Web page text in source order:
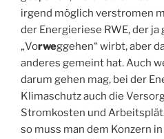
irgend möglich verstromen
der Energieriese RWE, der
„Vorweggehen“ wirbt, aber
anderes gemeint hat. Auch
darum gehen mag, bei der
Klimaschutz auch die
Stromkosten und
so muss man dem Konzern